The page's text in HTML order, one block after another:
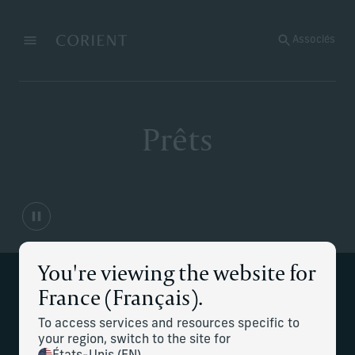
MenuRetour à la page d’accueil
You're viewing the website for
France (Français).
To access services and resources specific to
your region, switch to the site for
Associés
Prêts
Répondre à vos besoins en
matière de prêt
Chez Corient, nous comprenons à quel point il peut être